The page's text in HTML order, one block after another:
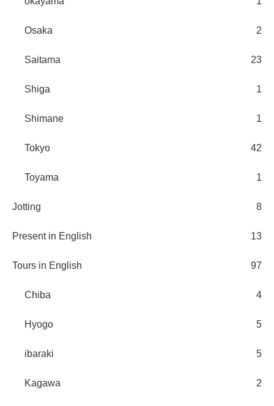
Osaka 2
Saitama 23
Shiga 1
Shimane 1
Tokyo 42
Toyama 1
Jotting 8
Present in English 13
Tours in English 97
Chiba 4
Hyogo 5
ibaraki 5
Kagawa 2